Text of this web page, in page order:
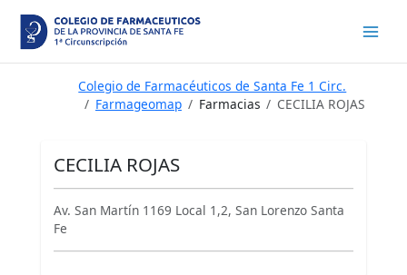
contenido
Colegio de Farmacéuticos de Santa Fe 1 Circ.
Farmageomap
Farmacias CECILIA ROJAS
CECILIA ROJAS
Av. San Martín 1169 Local 1,2, San Lorenzo Santa
Fe